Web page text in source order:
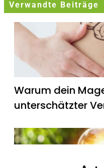
Verwandte Beiträge
Warum dein
unterschätzter